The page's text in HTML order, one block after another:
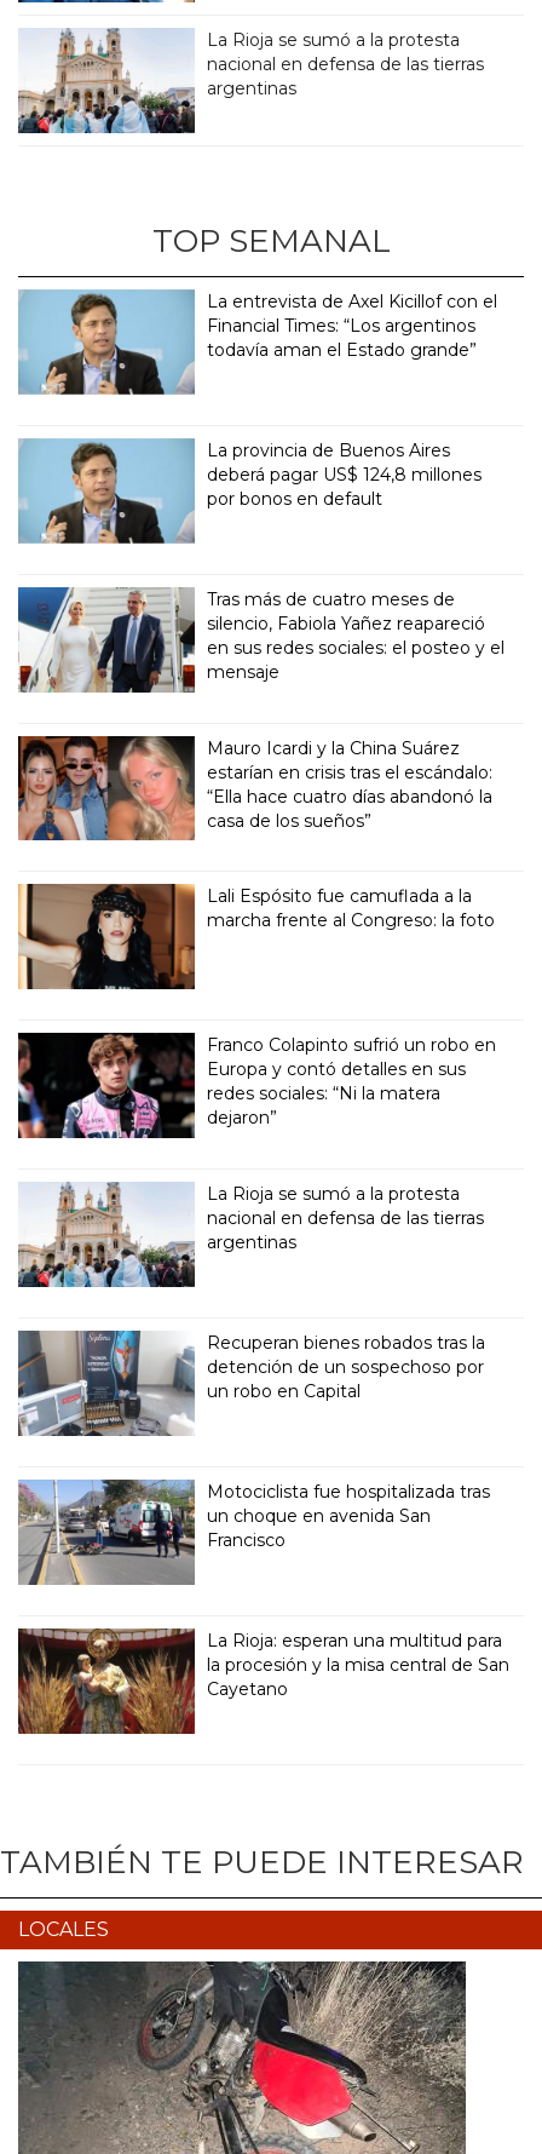
La Rioja se sumó a la protesta
nacional en defensa de las tierras
argentinas
TOP SEMANAL
La entrevista de Axel Kicillof con el
Financial Times: “Los argentinos
todavía aman el Estado grande”
La provincia de Buenos Aires
deberá pagar US$ 124,8 millones
por bonos en default
Tras más de cuatro meses de
silencio, Fabiola Yañez reapareció
en sus redes sociales: el posteo y el
mensaje
Mauro Icardi y la China Suárez
estarían en crisis tras el escándalo:
“Ella hace cuatro días abandonó la
casa de los sueños”
Lali Espósito fue camuflada a la
marcha frente al Congreso: la foto
Franco Colapinto sufrió un robo en
Europa y contó detalles en sus
redes sociales: “Ni la matera
dejaron”
La Rioja se sumó a la protesta
nacional en defensa de las tierras
argentinas
Recuperan bienes robados tras la
detención de un sospechoso por
un robo en Capital
Motociclista fue hospitalizada tras
un choque en avenida San
Francisco
La Rioja: esperan una multitud para
la procesión y la misa central de San
Cayetano
TAMBIÉN TE PUEDE INTERESAR
LOCALES